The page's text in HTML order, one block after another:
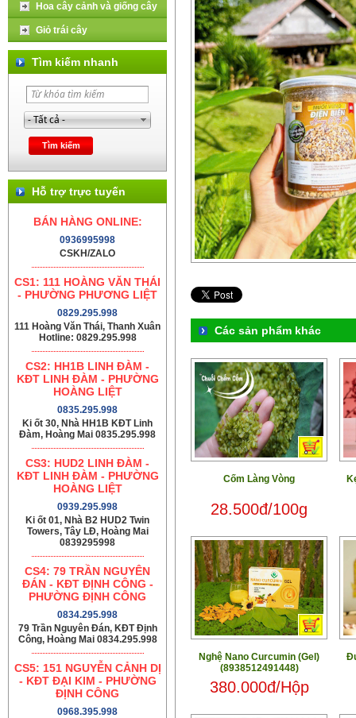
Hoa cây cảnh và giống cây
Giỏ trái cây
Tìm kiếm nhanh
Hỗ trợ trực tuyến
BÁN HÀNG ONLINE:
0936995998
CSKH/ZALO
CS1: 111 HOÀNG VĂN THÁI
- PHƯỜNG PHƯƠNG LIỆT
0829.295.998
111 Hoàng Văn Thái, Thanh Xuân
Hotline: 0829.295.998
CS2: HH1B LINH ĐÀM -
KĐT LINH ĐÀM - PHƯỜNG
HOÀNG LIỆT
0835.295.998
Ki ốt 30, Nhà HH1B KĐT Linh
Đàm, Hoàng Mai 0835.295.998
CS3: HUD2 LINH ĐÀM -
KĐT LINH ĐÀM - PHƯỜNG
HOÀNG LIỆT
0939.295.998
Ki ốt 01, Nhà B2 HUD2 Twin
Towers, Tây LĐ, Hoàng Mai
0839295998
CS4: 79 TRẦN NGUYÊN
ĐÁN - KĐT ĐỊNH CÔNG -
PHƯỜNG ĐỊNH CÔNG
0834.295.998
79 Trần Nguyên Đán, KĐT Định
Công, Hoàng Mai 0834.295.998
CS5: 151 NGUYỄN CẢNH DỊ
- KĐT ĐẠI KIM - PHƯỜNG
ĐỊNH CÔNG
0968.395.998
Các sản phẩm khác
Cốm Làng Vòng
28.500đ/100g
Nghệ Nano Curcumin (Gel)
(8938512491448)
380.000đ/Hộp